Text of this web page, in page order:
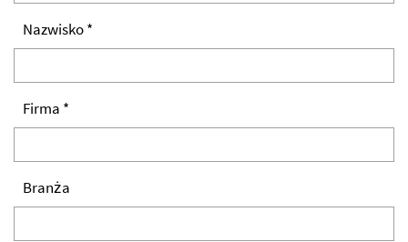
Nazwisko *
Firma *
Branża